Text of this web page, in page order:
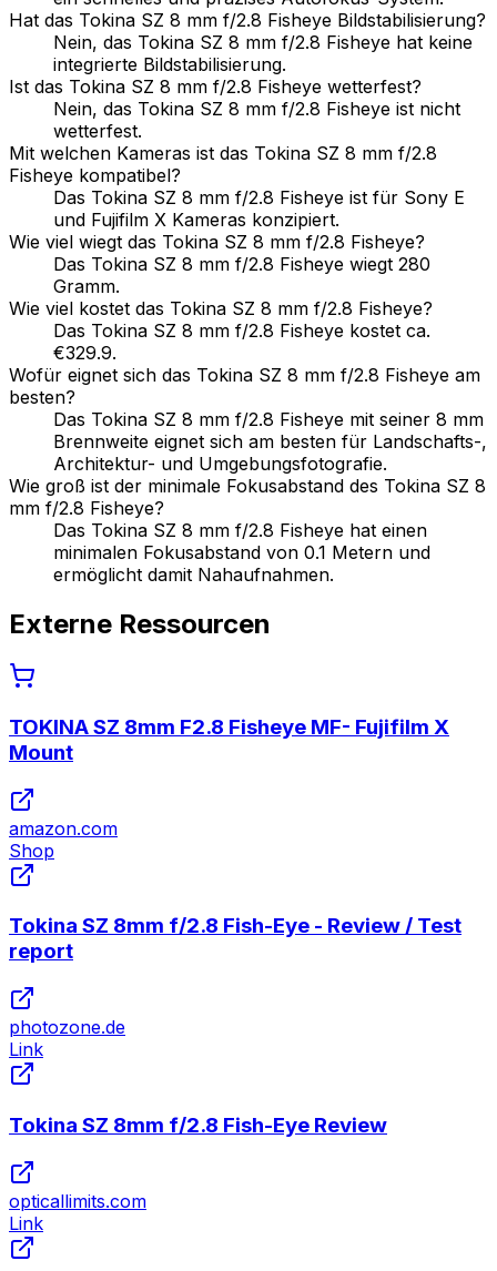
Hat das Tokina SZ 8 mm f/2.8 Fisheye Bildstabilisierung?
Nein, das Tokina SZ 8 mm f/2.8 Fisheye hat keine
integrierte Bildstabilisierung.
Ist das Tokina SZ 8 mm f/2.8 Fisheye wetterfest?
Nein, das Tokina SZ 8 mm f/2.8 Fisheye ist nicht
wetterfest.
Mit welchen Kameras ist das Tokina SZ 8 mm f/2.8
Fisheye kompatibel?
Das Tokina SZ 8 mm f/2.8 Fisheye ist für Sony E
und Fujifilm X Kameras konzipiert.
Wie viel wiegt das Tokina SZ 8 mm f/2.8 Fisheye?
Das Tokina SZ 8 mm f/2.8 Fisheye wiegt 280
Gramm.
Wie viel kostet das Tokina SZ 8 mm f/2.8 Fisheye?
Das Tokina SZ 8 mm f/2.8 Fisheye kostet ca.
€329.9.
Wofür eignet sich das Tokina SZ 8 mm f/2.8 Fisheye am
besten?
Das Tokina SZ 8 mm f/2.8 Fisheye mit seiner 8 mm
Brennweite eignet sich am besten für Landschafts-,
Architektur- und Umgebungsfotografie.
Wie groß ist der minimale Fokusabstand des Tokina SZ 8
mm f/2.8 Fisheye?
Das Tokina SZ 8 mm f/2.8 Fisheye hat einen
minimalen Fokusabstand von 0.1 Metern und
ermöglicht damit Nahaufnahmen.
Externe Ressourcen
TOKINA SZ 8mm F2.8 Fisheye MF- Fujifilm X
Mount
amazon.com
Shop
Tokina SZ 8mm f/2.8 Fish-Eye - Review / Test
report
photozone.de
Link
Tokina SZ 8mm f/2.8 Fish-Eye Review
opticallimits.com
Link